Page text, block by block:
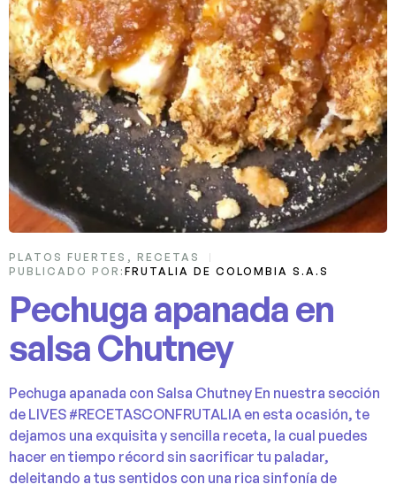
PLATOS FUERTES , RECETAS
PUBLICADO POR: FRUTALIA DE COLOMBIA S.A.S
Pechuga apanada en
salsa Chutney
Pechuga apanada con Salsa Chutney En nuestra sección
de LIVES #RECETASCONFRUTALIA en esta ocasión, te
dejamos una exquisita y sencilla receta, la cual puedes
hacer en tiempo récord sin sacrificar tu paladar,
deleitando a tus sentidos con una rica sinfonía de